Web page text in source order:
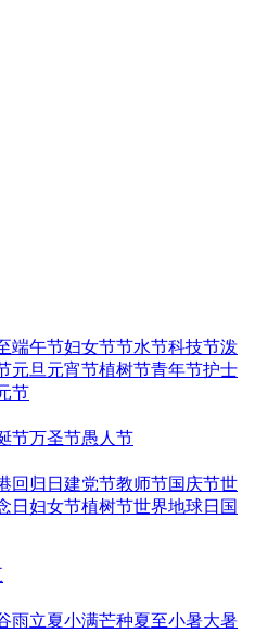
端午节妇女节节水节科技节泼
元旦 元宵节植树节青年节护士
节
节万圣节愚人节
回归日 建党节教师节国庆节世
日 妇女节植树节世界地球日 国
雨立夏小满芒种夏至小暑大暑